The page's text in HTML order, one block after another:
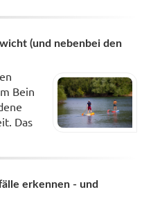
(und nebenbei den
Bein
Das
erkennen - und